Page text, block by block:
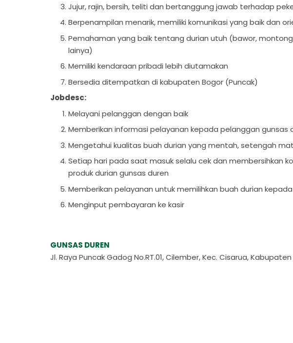
Jujur, rajin, bersih, teliti dan bertanggung jawab terhadap
Berpenampilan menarik, memiliki komunikasi yang baik dan
Pemahaman yang baik tentang durian utuh (bawor,
lainya)
Memiliki kendaraan pribadi lebih diutamakan
Bersedia ditempatkan di kabupaten Bogor (Puncak)
Jobdesc:
Melayani pelanggan dengan baik
Memberikan informasi pelayanan kepada pelanggan gunsas
Mengetahui kualitas buah durian yang mentah, setengah
Setiap hari pada saat masuk selalu cek dan membersihkan
produk durian gunsas duren
Memberikan pelayanan untuk memilihkan buah durian
Menginput pembayaran ke kasir
GUNSAS DUREN
Jl. Raya Puncak Gadog No.RT.01, Cilember, Kec. Cisarua,